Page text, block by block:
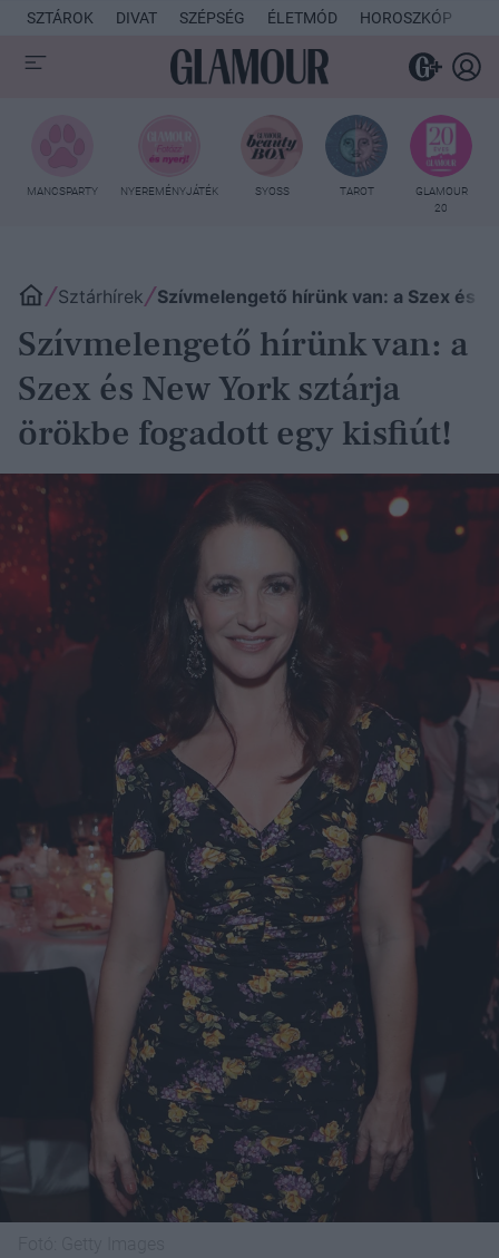
SZTÁROK DIVAT SZÉPSÉG ÉLETMÓD HOROSZKÓP
MANCSPARTY NYEREMÉNYJÁTÉK SYOSS TAROT
GLAMOUR
20
Sztárhírek Szívmelengető hírünk van: a Szex és
Szívmelengető hírünk van: a
Szex és New York sztárja
örökbe fogadott egy kisfiút!